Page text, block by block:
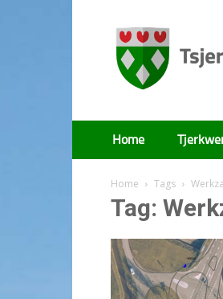
Tsjerkwert
Home
Home Tags
Tag: